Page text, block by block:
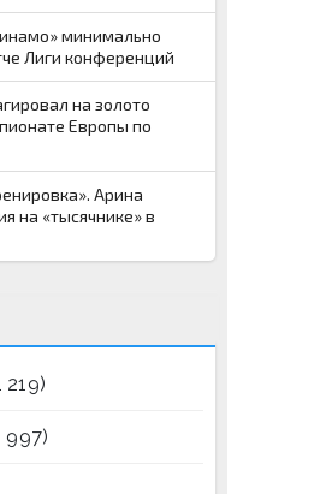
минимально
Лиги конференций
на золото
Европы по
Арина
на «тысячнике» в
219)
997)